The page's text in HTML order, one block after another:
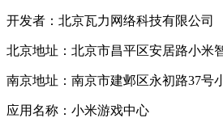
开发者：北京瓦力网络科技有限公司
北京地址：北京市昌平区安居路小米
南京地址：南京市建邺区永初路37号
应用名称：小米游戏中心